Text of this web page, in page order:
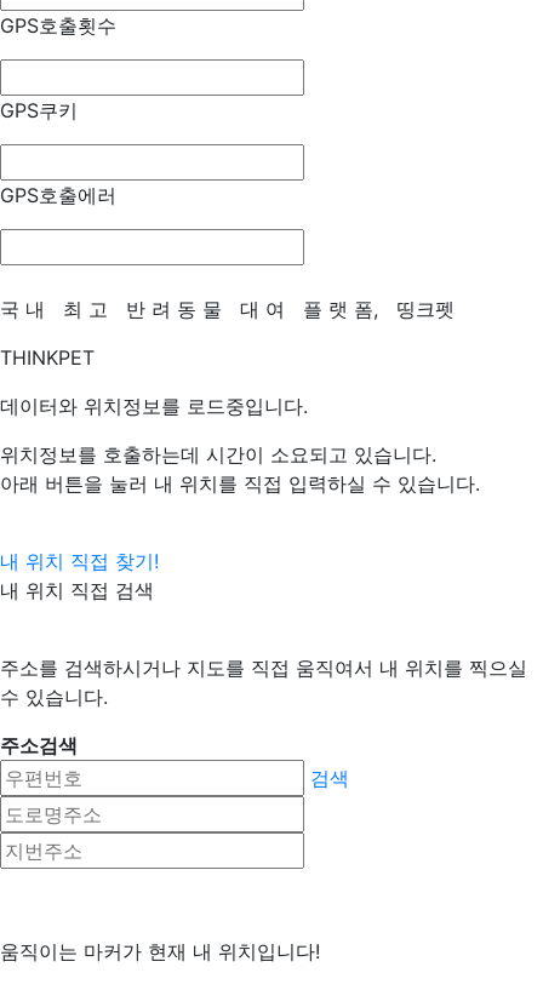
GPS호출횟수
GPS쿠키
GPS호출에러
국 내 최 고 반 려 동 물 대 여 플 랫 폼,
띵크펫
THINKPET
데이터와 위치정보를 로드중입니다.
위치정보를 호출하는데 시간이 소요되고 있습니다.
아래 버튼을 눌러 내 위치를 직접 입력하실 수 있습니다.
내 위치 직접 찾기!
내 위치 직접 검색
주소를 검색하시거나 지도를 직접 움직여서 내 위치를 찍으실
수 있습니다.
주소검색
검색
움직이는 마커가 현재 내 위치입니다!